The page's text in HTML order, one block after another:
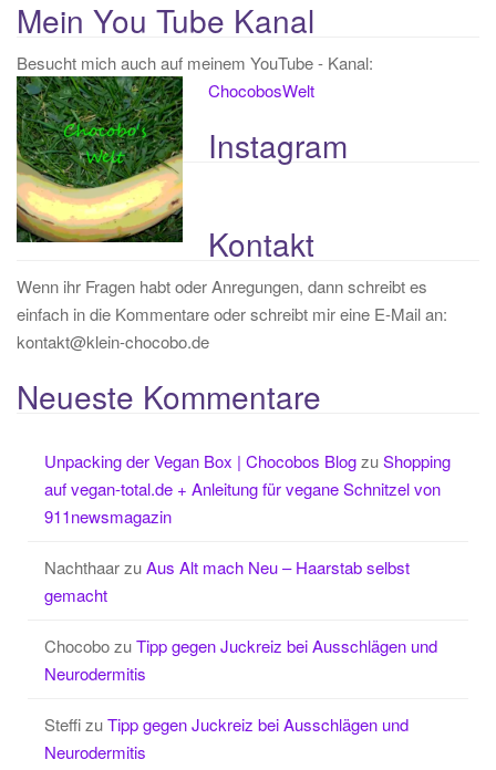
Mein You Tube Kanal
Besucht mich auch auf meinem YouTube - Kanal:
ChocobosWelt
Instagram
Kontakt
Wenn ihr Fragen habt oder Anregungen, dann schreibt es
einfach in die Kommentare oder schreibt mir eine E-Mail an:
kontakt@klein-chocobo.de
Neueste Kommentare
Unpacking der Vegan Box | Chocobos BlogzuShopping
auf vegan-total.de + Anleitung für vegane Schnitzel von
911newsmagazin
NachthaarzuAus Alt mach Neu – Haarstab selbst
gemacht
ChocobozuTipp gegen Juckreiz bei Ausschlägen und
Neurodermitis
SteffizuTipp gegen Juckreiz bei Ausschlägen und
Neurodermitis